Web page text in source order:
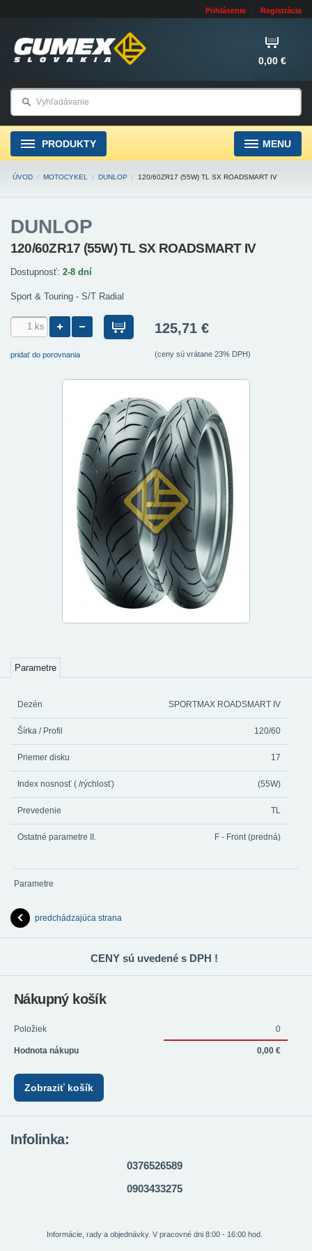
Prihlásenie Registrácia
0,00 €
PRODUKTY MENU
ÚVOD / MOTOCYKEL / DUNLOP / 120/60ZR17 (55W) TL SX ROADSMART IV
DUNLOP
120/60ZR17 (55W) TL SX ROADSMART IV
Dostupnosť: 2-8 dní
Sport & Touring - S/T Radial
pridať do porovnania
125,71 €
(ceny sú vrátane 23% DPH)
Parametre
Dezén SPORTMAX ROADSMART IV
Šírka / Profil 120/60
Priemer disku 17
Index nosnosť ( /rýchlosť) (55W)
Prevedenie TL
Ostatné parametre II. F - Front (predná)
Parametre
predchádzajúca strana
CENY sú uvedené s DPH !
Nákupný košík
Položiek 0
Hodnota nákupu 0,00 €
Zobraziť košík
Infolinka:
0376526589
0903433275
Informácie, rady a objednávky. V pracovné dni 8:00 - 16:00 hod.